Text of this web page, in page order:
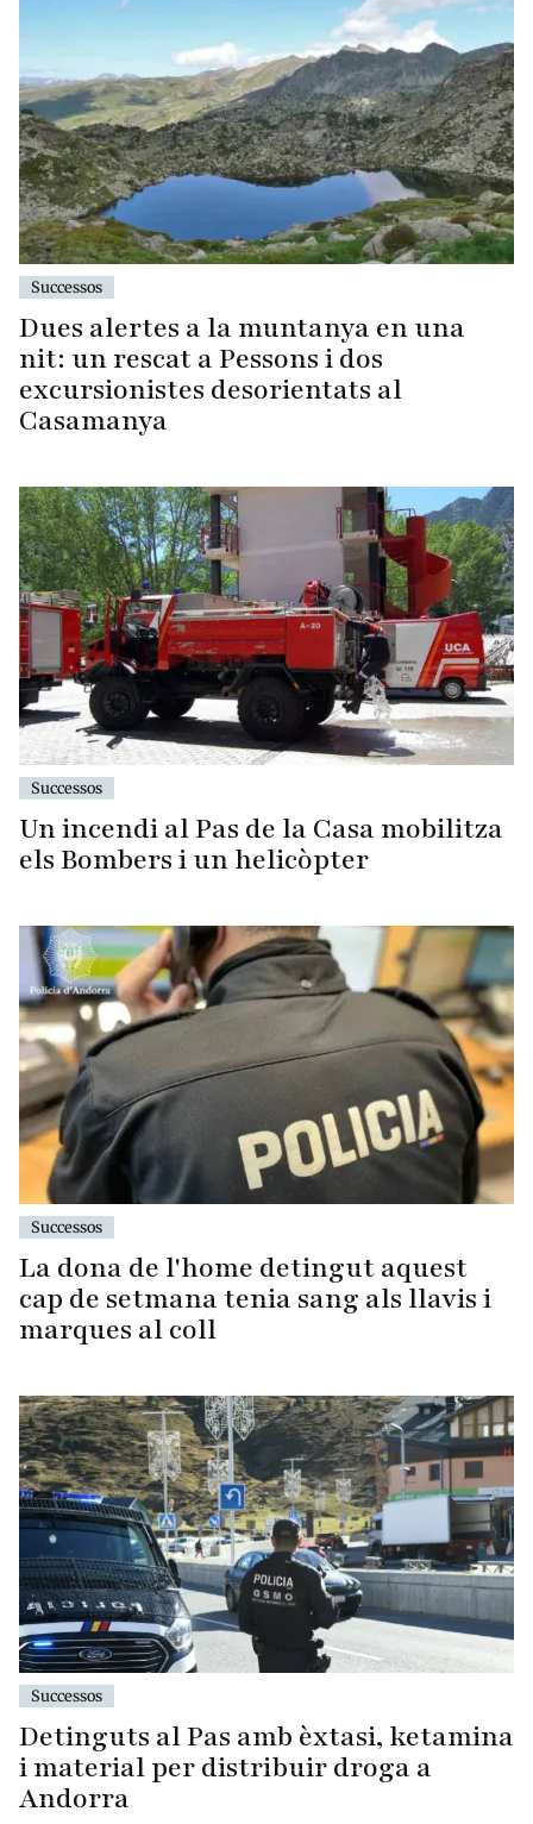
Successos
Dues alertes a la muntanya en una
nit: un rescat a Pessons i dos
excursionistes desorientats al
Casamanya
Successos
Un incendi al Pas de la Casa mobilitza
els Bombers i un helicòpter
Successos
La dona de l'home detingut aquest
cap de setmana tenia sang als llavis i
marques al coll
Successos
Detinguts al Pas amb èxtasi, ketamina
i material per distribuir droga a
Andorra